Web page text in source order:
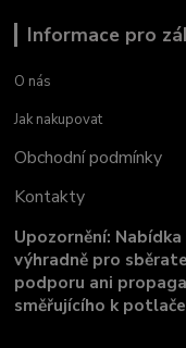
Informace pro
O nás
Jak nakupovat
Obchodní podmínky
Kontakty
Upozornění:
výhradně pro
podporu ani
směřujícího k